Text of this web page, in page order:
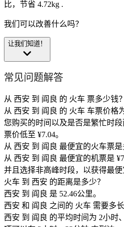
比，节省 4.72kg .
我们可以改善什么吗？
让我们知道！
常见问题解答
从 西安 到 阎良 的 火车 票多少钱？
从 西安 到 阎良 的 火车 车票价格
您购买的时间以及是否是繁忙时
票价低至 ¥7.04。
从 西安 到 阎良 最便宜的火车票是
从 西安 到 阎良 最便宜的机票是
并且选择非高峰时段，以获得最便
火车 到 西安 的距离是多少？
西安 到 阎良 是 52.46公里。
西安 和 阎良 之间的 火车 需要多长
西安 到 阎良 的平均时间为 2小时